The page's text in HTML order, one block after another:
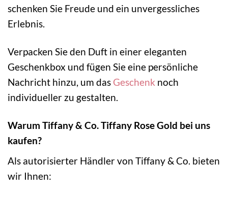
schenken Sie Freude und ein unvergessliches
Erlebnis.
Verpacken Sie den Duft in einer eleganten
Geschenkbox und fügen Sie eine persönliche
Nachricht hinzu, um das Geschenk noch
individueller zu gestalten.
Warum Tiffany & Co. Tiffany Rose Gold bei uns
kaufen?
Als autorisierter Händler von Tiffany & Co. bieten
wir Ihnen: